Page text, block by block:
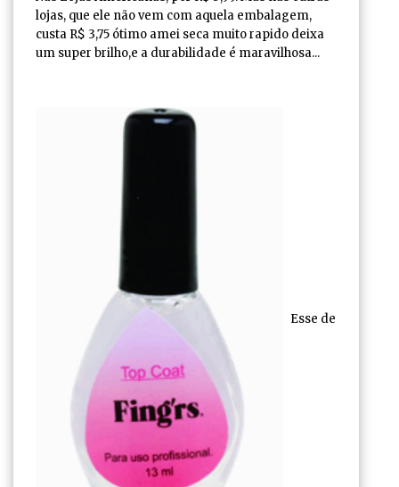
lojas, que ele não vem com aquela embalagem,
custa R$ 3,75 ótimo amei seca muito rapido deixa
um super brilho,e a durabilidade é maravilhosa...
Esse de